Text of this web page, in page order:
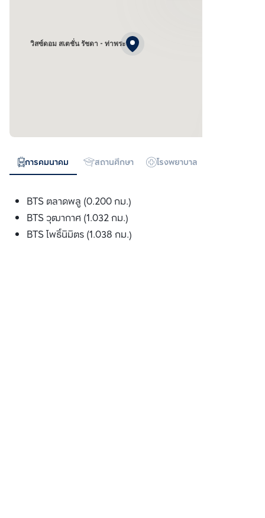
วิสซ์ดอม สเตชั่น รัชดา - ท่าพระ
การคมนาคม สถานศึกษา โรงพยาบาล
BTS ตลาดพลู (0.200 กม.)
BTS วุฒากาศ (1.032 กม.)
BTS โพธ์ินิมิตร (1.038 กม.)